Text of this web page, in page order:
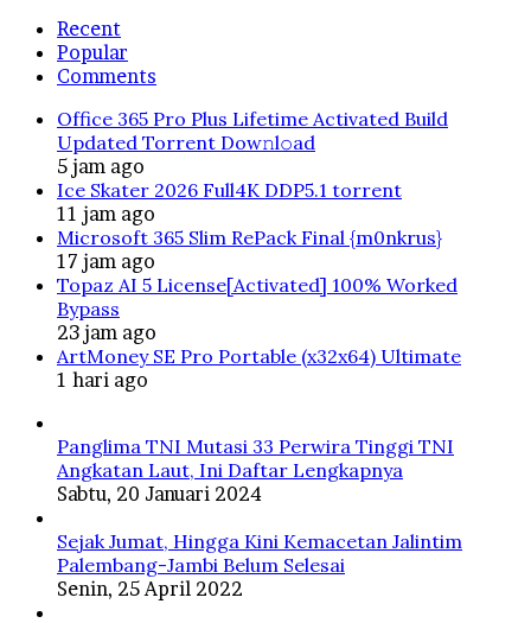
Recent
Popular
Comments
Office 365 Pro Plus Lifetime Activated Build
Updated Torrent Dow𝚗l𝚘аd
5 jam ago
Ice Skater 2026 Full4K DDP5.1 torrent
11 jam ago
Microsoft 365 Slim RePack Final {m0nkrus}
17 jam ago
Topaz AI 5 License[Activated] 100% Worked
Bypass
23 jam ago
ArtMoney SE Pro Portable (x32x64) Ultimate
1 hari ago
Panglima TNI Mutasi 33 Perwira Tinggi TNI
Angkatan Laut, Ini Daftar Lengkapnya
Sabtu, 20 Januari 2024
Sejak Jumat, Hingga Kini Kemacetan Jalintim
Palembang-Jambi Belum Selesai
Senin, 25 April 2022